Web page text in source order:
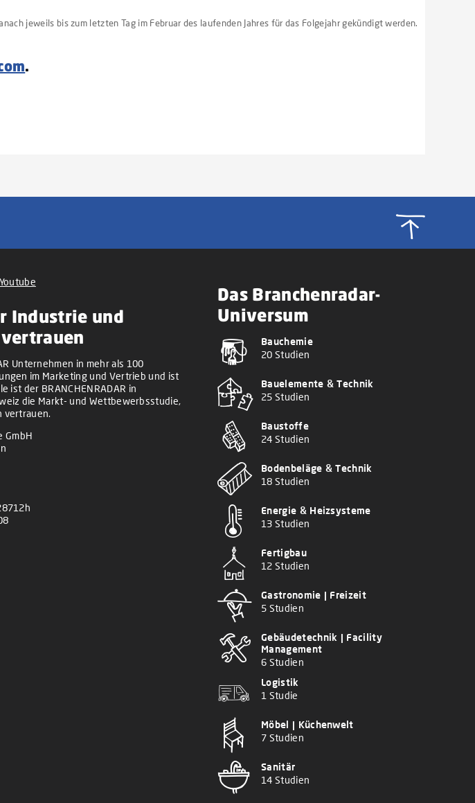
jeweils bis zum letzten Tag im Februar des laufenden Jahres für das Folgejahr gekündigt werden.
.
Industrie und
Unternehmen in mehr als 100
im Marketing und Vertrieb und ist
ist der BRANCHENRADAR in
die Markt- und Wettbewerbsstudie,
vertrauen.
GmbH
Das Branchenradar-
Universum
Bauchemie
20 Studien
Bauelemente & Technik
25 Studien
Baustoffe
24 Studien
Bodenbeläge & Technik
18 Studien
Energie & Heizsysteme
13 Studien
Fertigbau
12 Studien
Gastronomie | Freizeit
5 Studien
Gebäudetechnik | Facility
Management
6 Studien
Logistik
1 Studie
Möbel | Küchenwelt
7 Studien
Sanitär
14 Studien